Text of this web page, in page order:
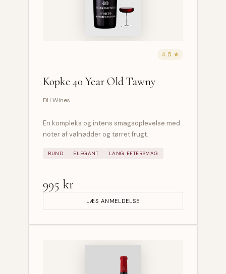
4.5 ★
Kopke 40 Year Old Tawny
DH Wines
En kompleks og intens smagsoplevelse med
noter af valnødder og tørret frugt.
RUND ELEGANT LANG EFTERSMAG
995 kr
LÆS ANMELDELSE